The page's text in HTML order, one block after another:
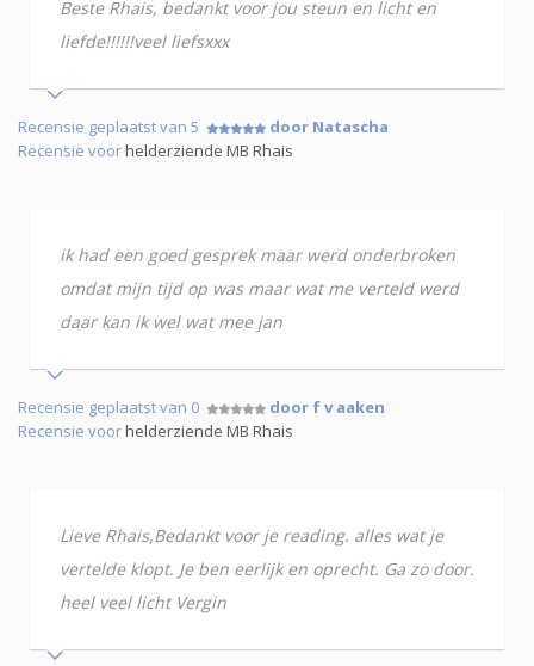
Beste Rhais, bedankt voor jou steun en licht en
liefde!!!!!!veel liefsxxx
Recensie geplaatst van 5
door Natascha
Recensie voorhelderziende MB Rhais
ik had een goed gesprek maar werd onderbroken
omdat mijn tijd op was maar wat me verteld werd
daar kan ik wel wat mee jan
Recensie geplaatst van 0
door f v aaken
Recensie voorhelderziende MB Rhais
Lieve Rhais,Bedankt voor je reading. alles wat je
vertelde klopt. Je ben eerlijk en oprecht. Ga zo door.
heel veel licht Vergin